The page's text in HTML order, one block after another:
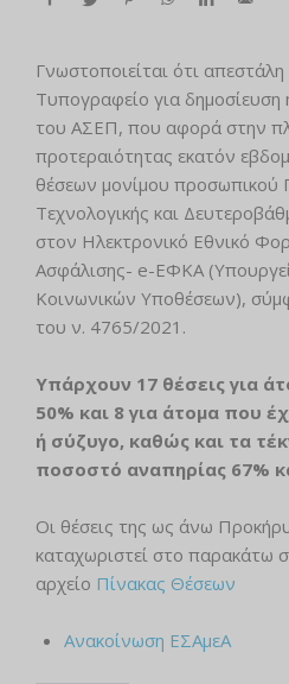
Γνωστοποιείται ότι
Τυπογραφείο για
του ΑΣΕΠ, που αφορά στην
προτεραιότητας εκατόν
θέσεων μονίμου προσωπικού
Τεχνολογικής και
στον Ηλεκτρονικό Εθνικό
Ασφάλισης- e-ΕΦΚΑ
Κοινωνικών Υποθέσεων),
του ν. 4765/2021.
Υπάρχουν 17 θέσεις για
50% και 8 για άτομα που
ή σύζυγο, καθώς και τα
ποσοστό αναπηρίας 67%
Οι θέσεις της ως άνω
καταχωριστεί στο παρακάτω
αρχείο Πίνακας Θέσεων
Ανακοίνωση ΕΣΑμεΑ